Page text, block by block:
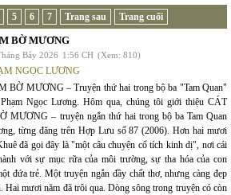
5 6 7 Trang sau Trang cuối
BỜ MƯƠNG
Bảy 2026 1:56 CH (Xem: 810)
NGỌC LƯƠNG
BỜ MƯƠNG – Truyện thứ hai trong bộ ba "Tam Quan"
Ngọc Lương. Hôm qua, chúng tôi giới thiệu CÁT
MƯƠNG – truyện ngắn thứ hai trong bộ ba Tam Quan
từng đăng trên Hợp Lưu số 87 (2006). Hơn hai mươi
đã gọi đây là "một câu chuyện cổ tích kinh dị", nơi cái
với sự mục rữa của môi trường, sự tha hóa của con
đứa trẻ. Một truyện ngắn đầy chất thơ, nhưng càng đẹp
Hai mươi năm đã trôi qua. Dòng sông trong truyện có còn